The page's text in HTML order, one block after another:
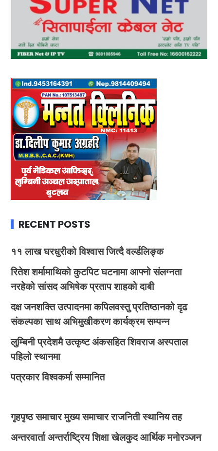
RECENT POSTS
११ लाख घरधुरीको विश्वास जित्दै वर्ल्डलिङ्क
रितेश शर्मामाथिको कुटपिट घटनामा आफ्नो संलग्नता
नरहेको सांसद अभिषेक प्रताप शाहको दाबी
दक्ष जनशक्ति उत्पादनमा कपिलवस्तु प्रतिष्ठानको दृढ
संकल्पका साथ अभिमुखीकरण कार्यक्रम सम्पन्न
लुम्बिनी प्रदेशमै उत्कृष्ट अंकसहित शिवराज अस्पताल
पहिलो स्थानमा
पत्रकार विश्वकर्मा सम्मानित
गृहपृष्ठ समाचार मुख्य समाचार राजनिती स्थानिय तह
अन्तरवार्ता अन्तर्राष्ट्रिय शिक्षा खेलकुद आर्थिक मनोरञ्जन